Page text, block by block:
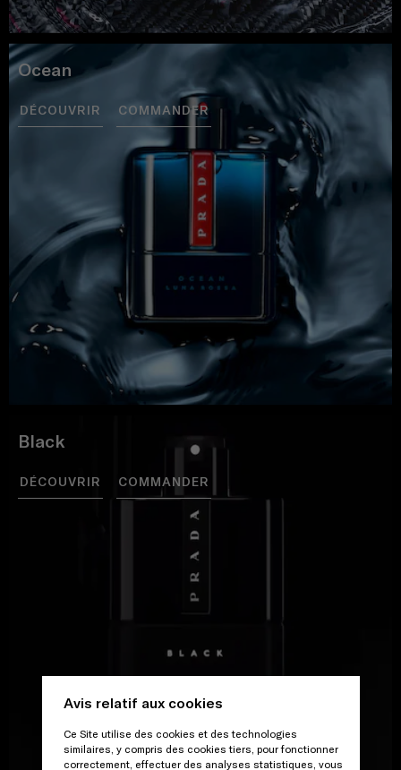
Avis relatif aux cookies
Ce Site utilise des cookies et des technologies
similaires, y compris des cookies tiers, pour fonctionner
correctement, effectuer des analyses statistiques, vous
Ocean
DÉCOUVRIR COMMANDER
Black
DÉCOUVRIR COMMANDER